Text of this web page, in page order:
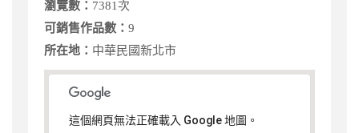
瀏覽數： 7381次
可銷售作品數： 9
所在地： 中華民國新北市
這個網頁無法正確載入 Google 地圖。